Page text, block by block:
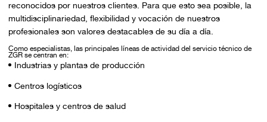
reconocidos por nuestros clientes. Para que esto sea posible, la
multidisciplinariedad, flexibilidad y vocación de nuestros
profesionales son valores destacables de su día a día.
Como especialistas, las principales líneas de actividad del servicio técnico de
ZGR se centran en:
Industrias y plantas de producción
Centros logísticos
Hospitales y centros de salud